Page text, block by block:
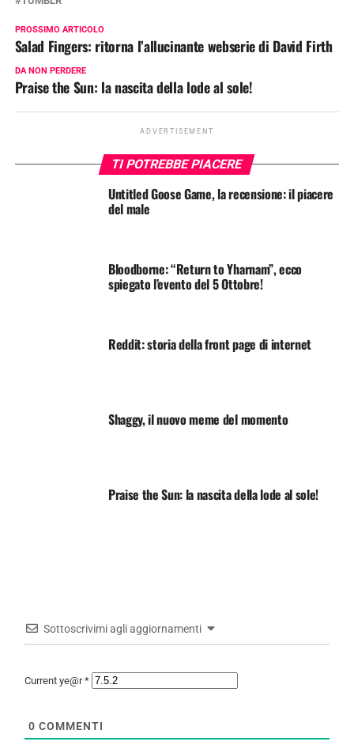
PROSSIMO ARTICOLO
Salad Fingers: ritorna l’allucinante webserie di David Firth
DA NON PERDERE
Praise the Sun: la nascita della lode al sole!
ADVERTISEMENT
TI POTREBBE PIACERE
Untitled Goose Game, la recensione: il piacere
del male
Bloodborne: “Return to Yharnam”, ecco
spiegato l’evento del 5 Ottobre!
Reddit: storia della front page di internet
Shaggy, il nuovo meme del momento
Praise the Sun: la nascita della lode al sole!
Sottoscrivimi agli aggiornamenti
Current ye@r*
0 COMMENTI